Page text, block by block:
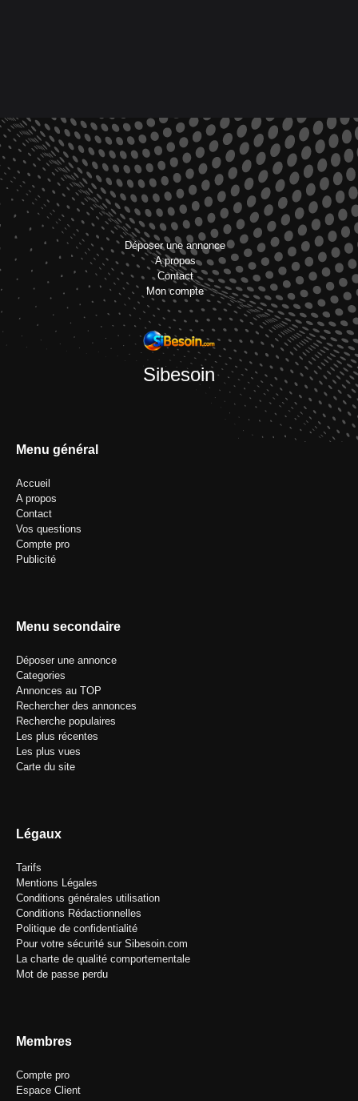
Déposer une annonce
A propos
Contact
Mon compte
Sibesoin
Menu général
Accueil
A propos
Contact
Vos questions
Compte pro
Publicité
Menu secondaire
Déposer une annonce
Categories
Annonces au TOP
Rechercher des annonces
Recherche populaires
Les plus récentes
Les plus vues
Carte du site
Légaux
Tarifs
Mentions Légales
Conditions générales utilisation
Conditions Rédactionnelles
Politique de confidentialité
Pour votre sécurité sur Sibesoin.com
La charte de qualité comportementale
Mot de passe perdu
Membres
Compte pro
Espace Client